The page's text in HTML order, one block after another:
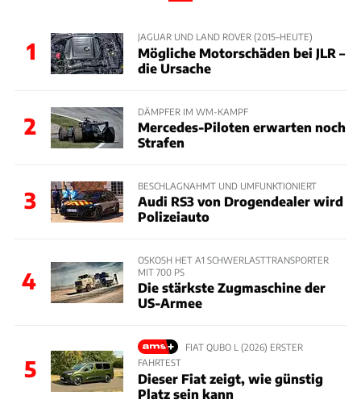
1
JAGUAR UND LAND ROVER (2015–HEUTE)
Mögliche Motorschäden bei JLR –
die Ursache
2
DÄMPFER IM WM-KAMPF
Mercedes-Piloten erwarten noch
Strafen
3
BESCHLAGNAHMT UND UMFUNKTIONIERT
Audi RS3 von Drogendealer wird
Polizeiauto
4
OSKOSH HET A1 SCHWERLASTTRANSPORTER
MIT 700 PS
Die stärkste Zugmaschine der
US-Armee
5
FIAT QUBO L (2026) ERSTER
FAHRTEST
Dieser Fiat zeigt, wie günstig
Platz sein kann